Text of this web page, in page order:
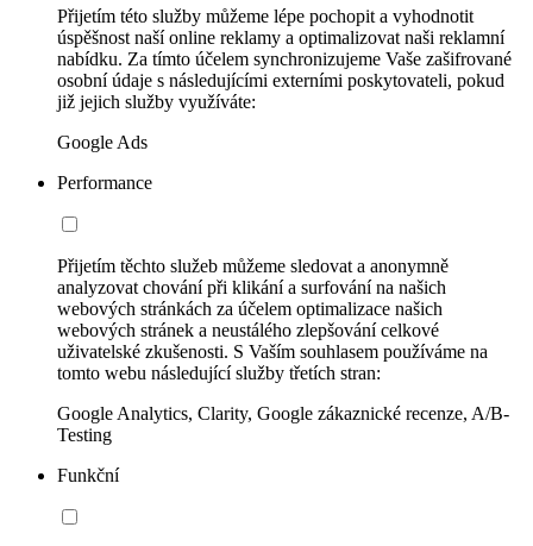
Přijetím této služby můžeme lépe pochopit a vyhodnotit
úspěšnost naší online reklamy a optimalizovat naši reklamní
nabídku. Za tímto účelem synchronizujeme Vaše zašifrované
osobní údaje s následujícími externími poskytovateli, pokud
již jejich služby využíváte:
Google Ads
Performance
Přijetím těchto služeb můžeme sledovat a anonymně
analyzovat chování při klikání a surfování na našich
webových stránkách za účelem optimalizace našich
webových stránek a neustálého zlepšování celkové
uživatelské zkušenosti. S Vaším souhlasem používáme na
tomto webu následující služby třetích stran:
Google Analytics, Clarity, Google zákaznické recenze, A/B-
Testing
Funkční